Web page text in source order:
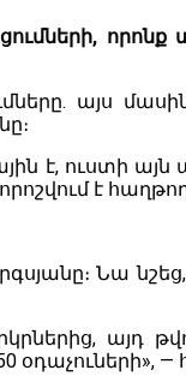
որոնք
այս
է, ուստի այն
է
Նա նշեց,
այդ
—